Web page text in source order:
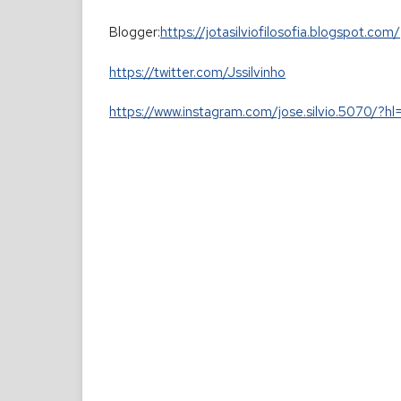
Blogger:https://jotasilviofilosofia.blogspot.com/
https://twitter.com/Jssilvinho
https://www.instagram.com/jose.silvio.5070/